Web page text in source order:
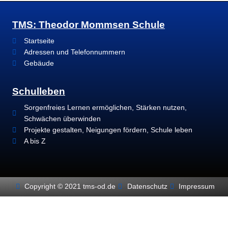
TMS: Theodor Mommsen Schule
Startseite
Adressen und Telefonnummern
Gebäude
Schulleben
Sorgenfreies Lernen ermöglichen, Stärken nutzen,
Schwächen überwinden
Projekte gestalten, Neigungen fördern, Schule leben
A bis Z
Copyright © 2021 tms-od.de Datenschutz Impressum